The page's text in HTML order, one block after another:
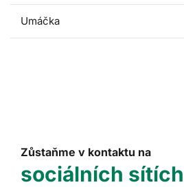
Umáčka
Zůstaňme v kontaktu na
sociálních sítích